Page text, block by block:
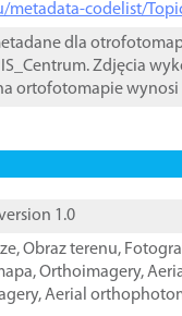
metadata-codelist/
dla
Zdjęcia
ortofotomapie wynosi
1.0
,Obraz terenu,
,Orthoimagery,
,Aerial